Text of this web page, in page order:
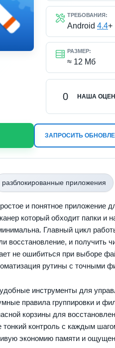
ТРЕБОВАНИЯ:
Android 4.4+
РАЗМЕР:
≈ 12 Мб
НАША
0
ЗАПРОСИТЬ
разблокированные приложения
и понятное приложение
который обходит папки и
Главный цикл
восстановление, и получить
не ошибиться при выборе
рутины с точными
инструменты для
правила группировки и
корзины для
тонкий контроль с каждым
экономию памяти и